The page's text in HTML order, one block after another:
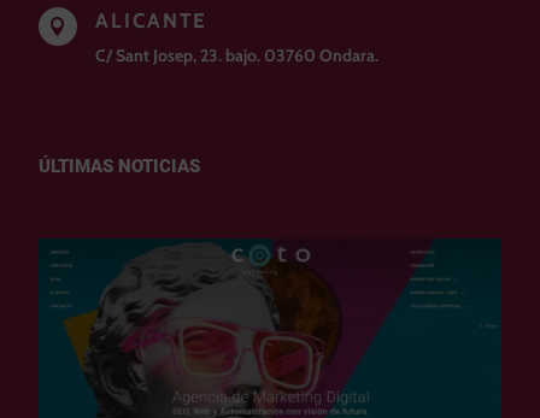
 ALICANTE
C/ Sant Josep, 23. bajo. 03760 Ondara.
ÚLTIMAS NOTICIAS